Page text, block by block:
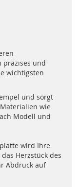
präzises und
wichtigsten
und sorgt
wie
Modell und
wird Ihre
Herzstück des
Abdruck auf